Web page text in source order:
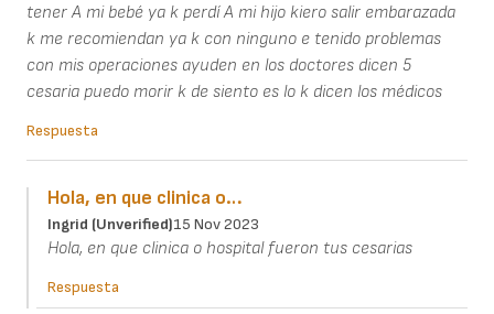
tener A mi bebé ya k perdí A mi hijo kiero salir embarazada
k me recomiendan ya k con ninguno e tenido problemas
con mis operaciones ayuden en los doctores dicen 5
cesaria puedo morir k de siento es lo k dicen los médicos
Respuesta
Hola, en que clinica o…
Ingrid (unverified)15 Nov 2023
Hola, en que clinica o hospital fueron tus cesarias
Respuesta